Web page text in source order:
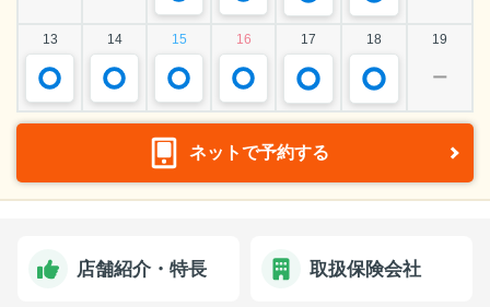
13 14 15 16 17 18 19
ー
ネットで予約する
店舗紹介・特長 取扱保険会社